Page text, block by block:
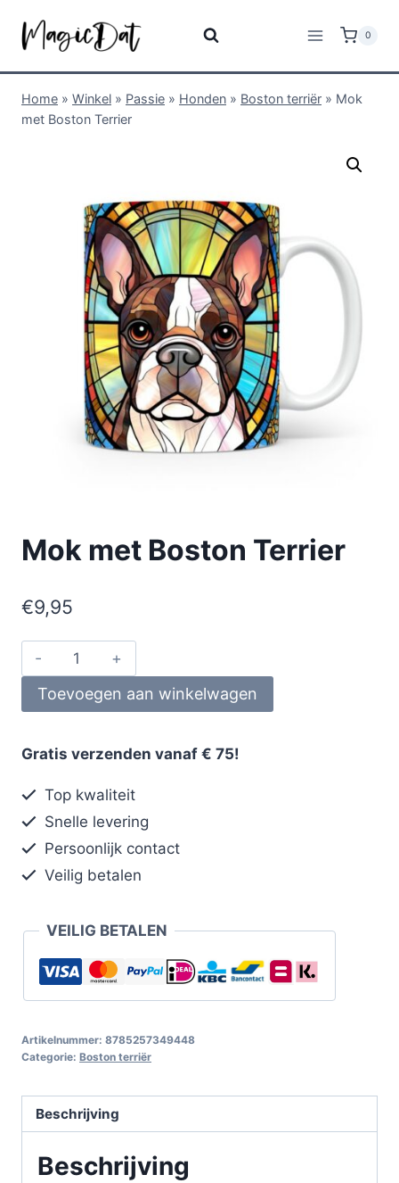
0
Home » Winkel » Passie » Honden » Boston terriër » Mok
met Boston Terrier
Mok met Boston Terrier
€9,95
Toevoegen aan winkelwagen
Gratis verzenden vanaf € 75!
Top kwaliteit
Snelle levering
Persoonlijk contact
Veilig betalen
VEILIG BETALEN
Artikelnummer: 8785257349448
Categorie: Boston terriër
Beschrijving
Beschrijving